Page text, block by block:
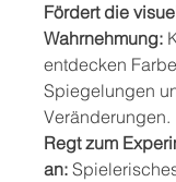
Fördert die
Wahrnehmung:
entdecken
Spiegelungen
Veränderungen.
Regt zum
an: